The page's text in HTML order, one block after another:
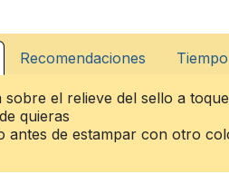
Recomendaciones
sobre el relieve del sello a
quieras
antes de estampar con otro